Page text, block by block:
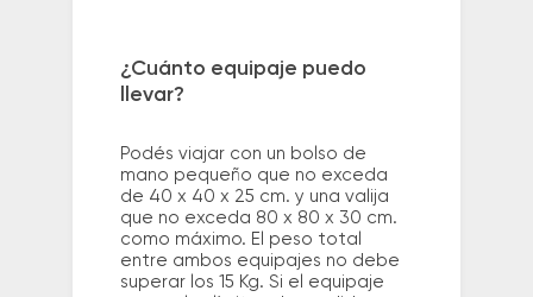
¿Cuánto equipaje puedo
llevar?
Podés viajar con un bolso de
mano pequeño que no exceda
de 40 x 40 x 25 cm. y una valija
que no exceda 80 x 80 x 30 cm.
como máximo. El peso total
entre ambos equipajes no debe
superar los 15 Kg. Si el equipaje